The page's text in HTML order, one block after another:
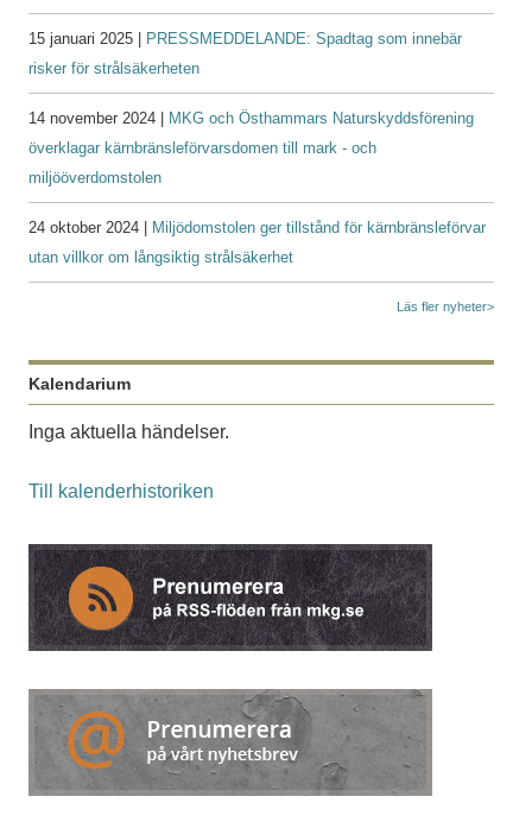
15 januari 2025 |
PRESSMEDDELANDE: Spadtag som innebär
risker för strålsäkerheten
14 november 2024 |
MKG och Östhammars Naturskyddsförening
överklagar kärnbränsleförvarsdomen till mark - och
miljööverdomstolen
24 oktober 2024 |
Miljödomstolen ger tillstånd för kärnbränsleförvar
utan villkor om långsiktig strålsäkerhet
Läs fler nyheter>
Kalendarium
Inga aktuella händelser.
Till kalenderhistoriken